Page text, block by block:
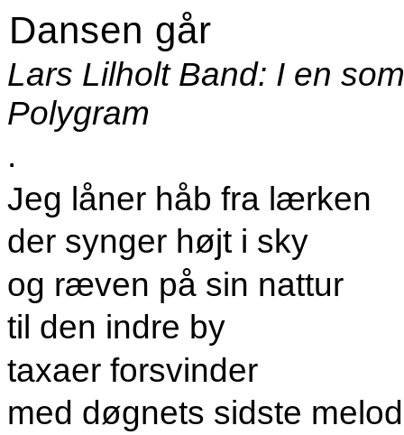
Dansen går
Lars Lilholt Band: I en
Polygram
.
Jeg låner håb fra lærken
der synger højt i sky
og ræven på sin nattur
til den indre by
taxaer forsvinder
med døgnets sidste